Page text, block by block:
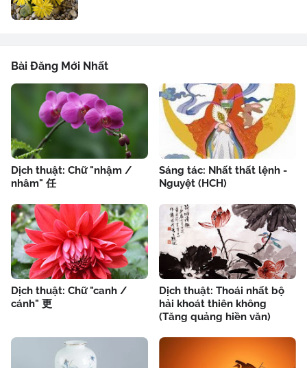
Bài Đăng Mới Nhất
Dịch thuật: Chữ "nhậm /
nhâm" 任
Sáng tác: Nhất thất lệnh -
Nguyệt (HCH)
Dịch thuật: Chữ "canh /
cánh" 更
Dịch thuật: Thoái nhất bộ
hải khoát thiên không
(Tăng quảng hiền văn)